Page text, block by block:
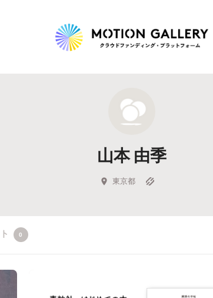
新着プロジェクト
Feature
キュレーターから探す
山本 由季
東京都
0